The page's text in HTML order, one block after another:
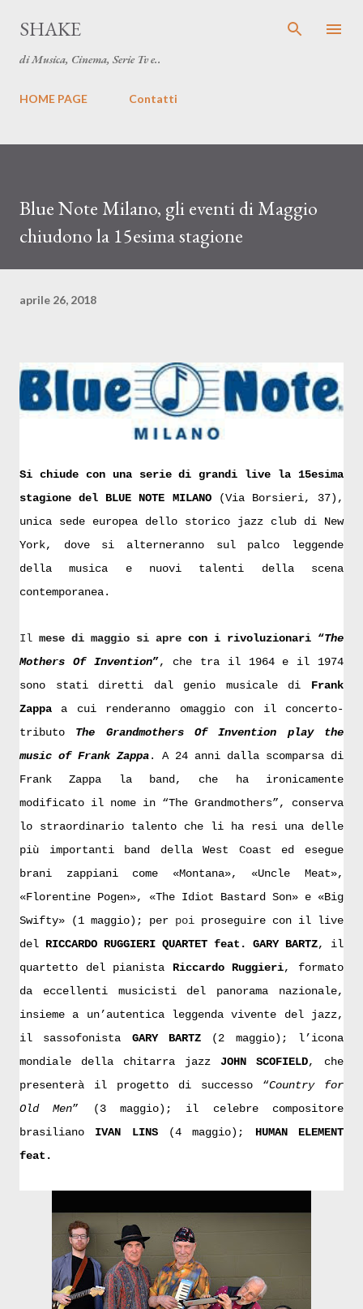
SHAKE
di Musica, Cinema, Serie Tv e..
HOME PAGE Contatti
Blue Note Milano, gli eventi di Maggio
chiudono la 15esima stagione
aprile 26, 2018
Si chiude con una serie di grandi live la 15esima
stagione del BLUE NOTE MILANO(Via Borsieri, 37),
unica sede europea dello storico jazz club di New
York, dove si alterneranno sul palco leggende
della musica e nuovi talenti della scena
contemporanea.
Il mese di maggio si apre con i rivoluzionari “The
Mothers Of Invention”, che tra il 1964 e il 1974
sono stati diretti dal genio musicale di Frank
Zappa a cui renderanno omaggio con il concerto-
tributo The Grandmothers Of Invention play the
music of Frank Zappa. A 24 anni dalla scomparsa di
Frank Zappa la band, che ha ironicamente
modificato il nome in “The Grandmothers”, conserva
lo straordinario talento che li ha resi una delle
più importanti band della West Coast ed esegue
brani zappiani come «Montana», «Uncle Meat»,
«Florentine Pogen», «The Idiot Bastard Son» e «Big
Swifty» (1 maggio); per poi proseguire con il live
del RICCARDO RUGGIERI QUARTET feat. GARY BARTZ, il
quartetto del pianista Riccardo Ruggieri, formato
da eccellenti musicisti del panorama nazionale,
insieme a un’autentica leggenda vivente del jazz,
il sassofonista GARY BARTZ (2 maggio); l’icona
mondiale della chitarra jazz JOHN SCOFIELD, che
presenterà il progetto di successo “Country for
Old Men” (3 maggio); il celebre compositore
brasiliano IVAN LINS(4 maggio); HUMAN ELEMENT
feat.